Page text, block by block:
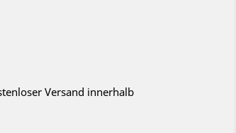
Versand innerhalb